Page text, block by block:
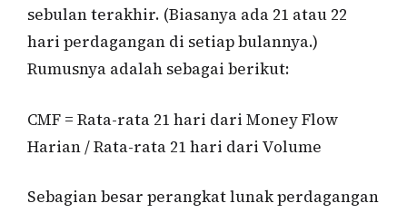
sebulan terakhir. (Biasanya ada 21 atau 22
hari perdagangan di setiap bulannya.)
Rumusnya adalah sebagai berikut:
CMF = Rata-rata 21 hari dari Money Flow
Harian / Rata-rata 21 hari dari Volume
Sebagian besar perangkat lunak perdagangan